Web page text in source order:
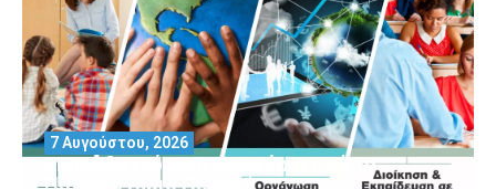
Μοριοδοτούμενα Σεμινάρια από το
7 Αυγούστου, 2026